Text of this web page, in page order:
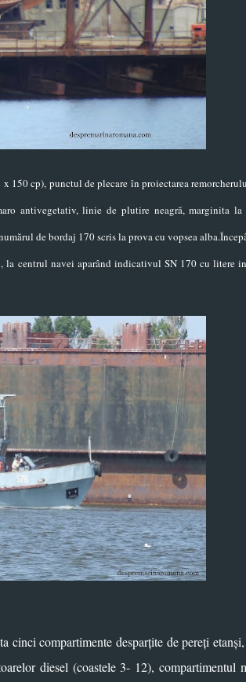
150 cp), punctul de plecare în proiectarea
antivegetativ, linie de plutire neagră, marginita la
de bordaj 170 scris la prova cu vopsea
la centrul navei aparând indicativul SN 170 cu litere
cinci compartimente desparțite de pereți
diesel (coastele 3- 12), compartimentul